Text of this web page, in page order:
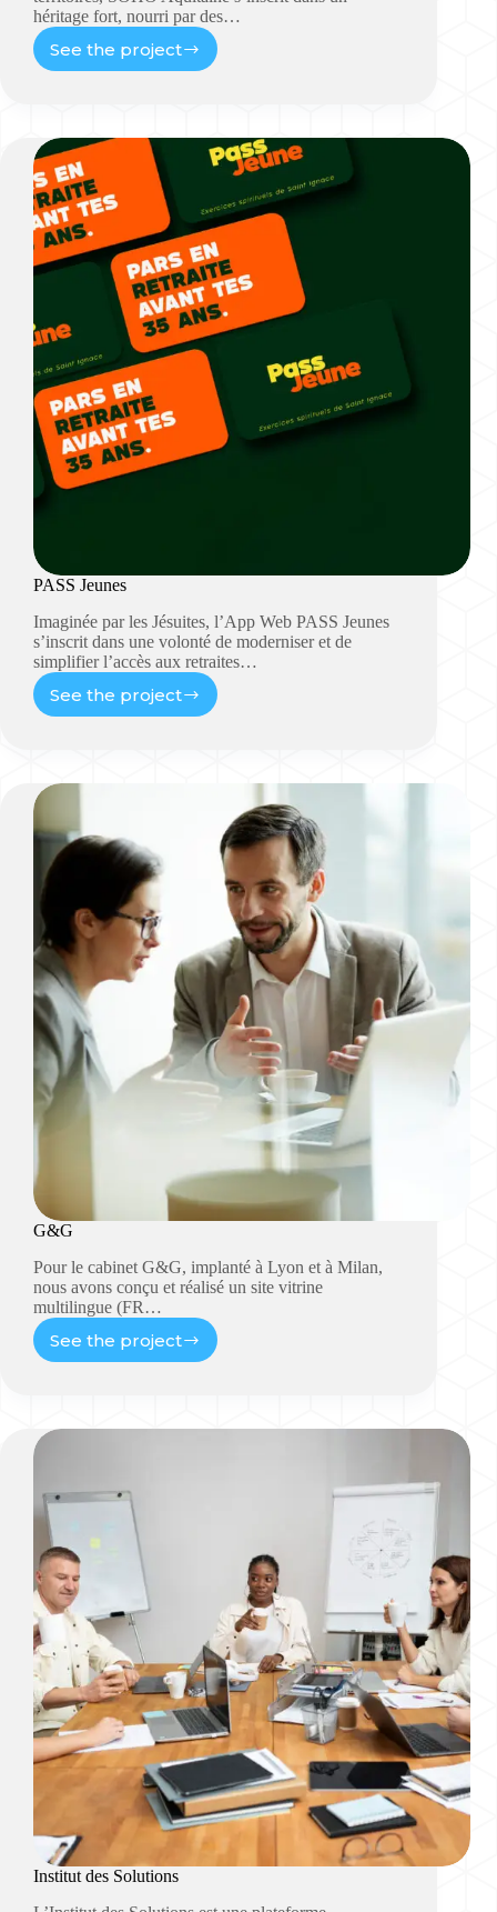
héritage fort, nourri par des…
See the project
PASS Jeunes
Imaginée par les Jésuites, l’App Web PASS Jeunes
s’inscrit dans une volonté de moderniser et de
simplifier l’accès aux retraites…
See the project
G&G
Pour le cabinet G&G, implanté à Lyon et à Milan,
nous avons conçu et réalisé un site vitrine
multilingue (FR…
See the project
Institut des Solutions